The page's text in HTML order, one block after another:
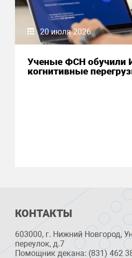
20 июля 2026
Ученые ФСН обучили
когнитивные
КОНТАКТЫ
603000, г. Нижний Новгород,
переулок, д.7
Помощник декана: (831) 462